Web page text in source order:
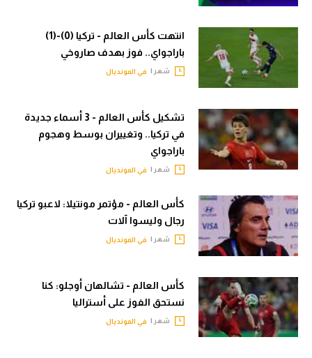
في المونديال
رياضة نسائية
آسيا
أمريكا
ركن الألعاب
أقسام خاصة
ميركاتو
تحقيق في الجول
تحليل في الجول
حكايات في الجول
رياضة نسائية
آسيا
أمريكا
ركن الألعاب
أقسام خاصة
Gamers
ميركاتو
تحقيق في الجول
تقرير في الجول
تحليل في الجول
حكايات في الجول
كويز في الجول
فيديو في الجول
انتهت كأس العالم - تركيا (0)-(1)
باراجواي.. فوز بهدف صاروخي
شهر | في المونديال
تشكيل كأس العالم - 3 أسماء جديدة
في تركيا.. وتغييران بوسط وهجوم
باراجواي
شهر | في المونديال
كأس العالم - مؤتمر مونتيلا: لاعبو تركيا
رجال وليسوا آلات
شهر | في المونديال
كأس العالم - تشالهان أوجلو: كنا
نستحق الفوز على أستراليا
شهر | في المونديال